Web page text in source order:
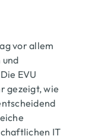
vor allem
EVU
gezeigt, wie
IT